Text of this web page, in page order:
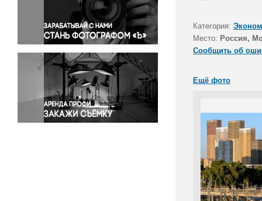
Правосудие
Происшествия и конфликты
Религия
Светская жизнь
Спорт
Экология
Экономика и бизнес
Категория:
Место: Россия,
Сообщить об
Ещё фото